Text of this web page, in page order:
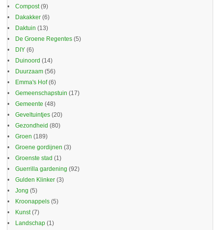
Compost(9)
Dakakker (6)
Daktuin (13)
De Groene Regentes (5)
DIY (6)
Duinoord (14)
Duurzaam (56)
Emma's Hof(6)
Gemeenschapstuin (17)
Gemeente (48)
Geveltuintjes (20)
Gezondheid (80)
Groen (189)
Groene gordijnen (3)
Groenste stad (1)
Guerrilla gardening (92)
Gulden Klinker (3)
Jong (5)
Kroonappels (5)
Kunst(7)
Landschap (1)